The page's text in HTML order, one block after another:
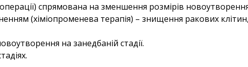
спрямована на зменшення розмірів
(хіміопроменева терапія) – знищення ракових
на занедбаній стадії.